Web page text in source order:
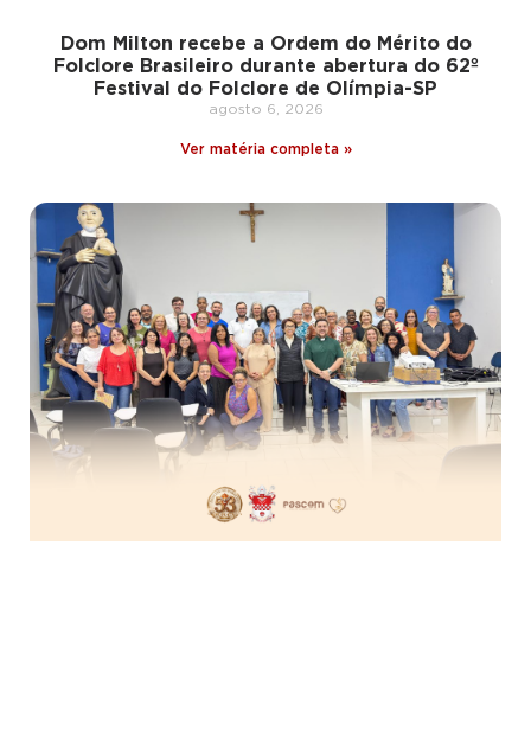
Dom Milton recebe a Ordem do Mérito do
Folclore Brasileiro durante abertura do 62º
Festival do Folclore de Olímpia-SP
agosto 6, 2026
Ver matéria completa »